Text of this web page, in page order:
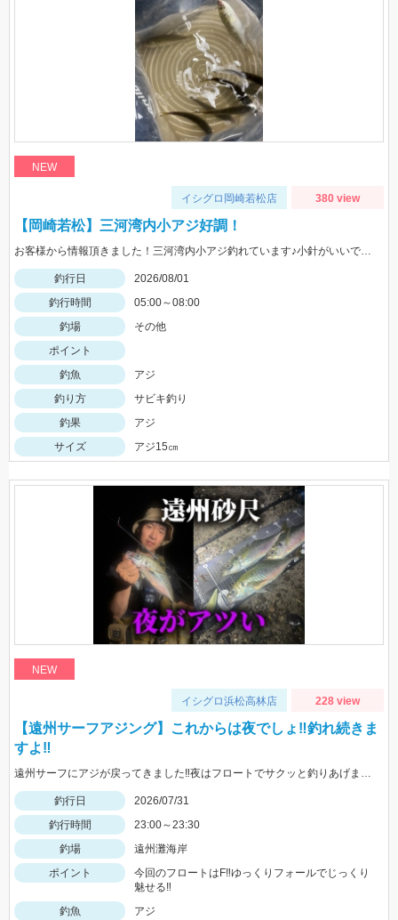
NEW
イシグロ岡崎若松店 380 view
【岡崎若松】三河湾内小アジ好調！
お客様から情報頂きました！三河湾内小アジ釣れています♪小針がいいですよ！針のサイズは3～4号がいいです！
釣行日
2026/08/01
釣行時間
05:00～08:00
釣場
その他
ポイント
釣魚
アジ
釣り方
サビキ釣り
釣果
アジ
サイズ
アジ15㎝
NEW
イシグロ浜松高林店 228 view
【遠州サーフアジング】これからは夜でしょ‼釣れ続きま
すよ‼
遠州サーフにアジが戻ってきました‼夜はフロートでサクッと釣りあげましょう‼
釣行日
2026/07/31
釣行時間
23:00～23:30
釣場
遠州灘海岸
ポイント
今回のフロートはF‼ゆっくりフォールでじっくり
魅せる‼
釣魚
アジ